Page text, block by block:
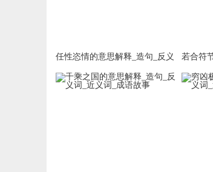
任性恣情的意思解释_造句_反义
词_近义词_成语故事
若合符
词_近